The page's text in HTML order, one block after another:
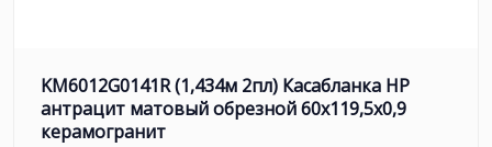
KM6012G0141R (1,434м 2пл) Касабланка HP
антрацит матовый обрезной 60x119,5x0,9
керамогранит